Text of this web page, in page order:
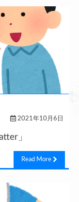
2021年10月6日
」
Read More